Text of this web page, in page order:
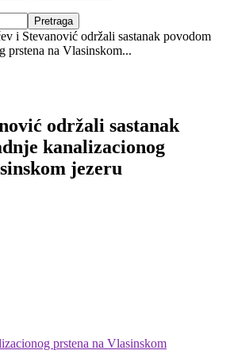
i Stevanović održali sastanak povodom
prstena na Vlasinskom...
održali sastanak
kanalizacionog
jezeru